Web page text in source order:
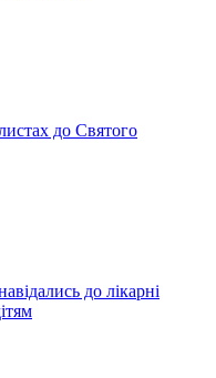
до Святого
до лікарні